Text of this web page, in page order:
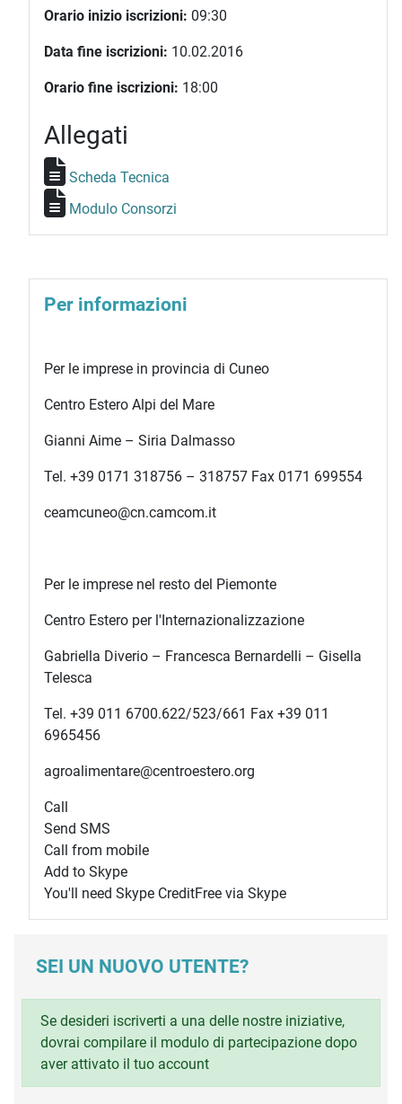
Orario inizio iscrizioni: 09:30
Data fine iscrizioni: 10.02.2016
Orario fine iscrizioni: 18:00
Allegati
Scheda Tecnica
Modulo Consorzi
Per informazioni
Per le imprese in provincia di Cuneo
Centro Estero Alpi del Mare
Gianni Aime – Siria Dalmasso
Tel. +39 0171 318756 – 318757 Fax 0171 699554
ceamcuneo@cn.camcom.it
Per le imprese nel resto del Piemonte
Centro Estero per l'Internazionalizzazione
Gabriella Diverio – Francesca Bernardelli – Gisella
Telesca
Tel. +39 011 6700.622/523/661 Fax +39 011
6965456
agroalimentare@centroestero.org
Call
Send SMS
Call from mobile
Add to Skype
You'll need Skype CreditFree via Skype
SEI UN NUOVO UTENTE?
Se desideri iscriverti a una delle nostre iniziative,
dovrai compilare il modulo di partecipazione dopo
aver attivato il tuo account